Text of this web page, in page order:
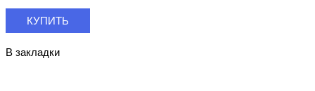
КУПИТЬ
В закладки